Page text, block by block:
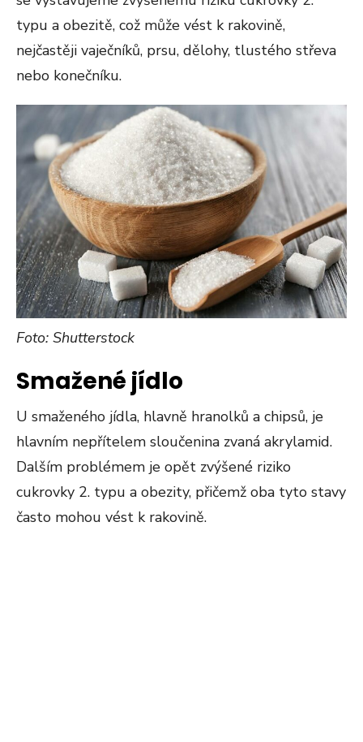
typu a obezitě, což může vést k rakovině,
nejčastěji vaječníků, prsu, dělohy, tlustého střeva
nebo konečníku.
Foto: Shutterstock
Smažené jídlo
U smaženého jídla, hlavně hranolků a chipsů, je
hlavním nepřítelem sloučenina zvaná akrylamid.
Dalším problémem je opět zvýšené riziko
cukrovky 2. typu a obezity, přičemž oba tyto stavy
často mohou vést k rakovině.